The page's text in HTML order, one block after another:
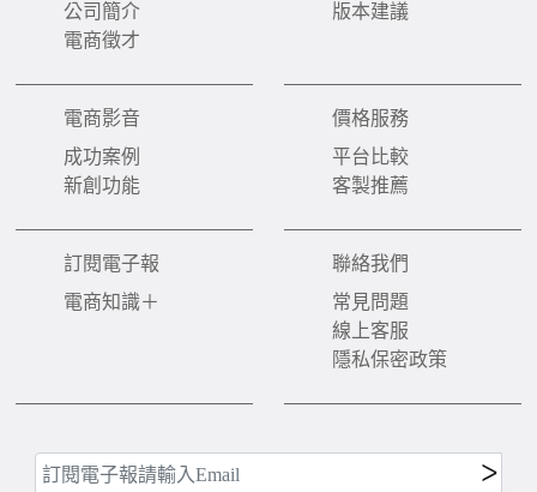
公司簡介
電商徵才
版本建議
電商影音
成功案例
新創功能
價格服務
平台比較
客製推薦
訂閱電子報
電商知識＋
聯絡我們
常見問題
線上客服
隱私保密政策